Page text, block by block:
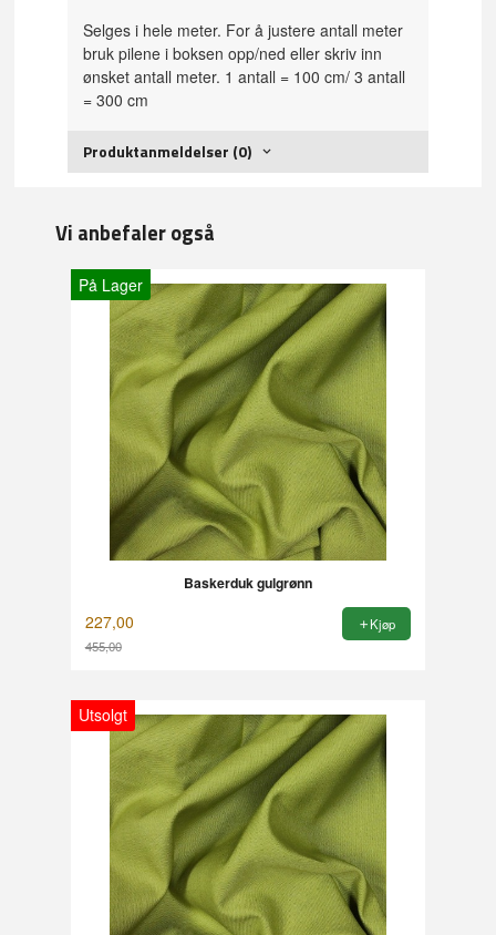
Selges i hele meter. For å justere antall meter
bruk pilene i boksen opp/ned eller skriv inn
ønsket antall meter. 1 antall = 100 cm/ 3 antall
= 300 cm
Produktanmeldelser (0)
Vi anbefaler også
På Lager
Baskerduk gulgrønn
227,00
455,00
Kjøp
Utsolgt